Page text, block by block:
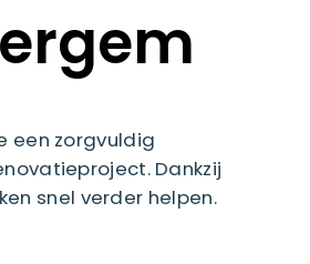
een zorgvuldig
Dankzij
snel verder helpen.